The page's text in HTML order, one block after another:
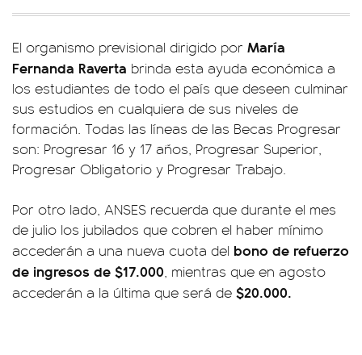
El organismo previsional dirigido por María
Fernanda Raverta brinda esta ayuda económica a
los estudiantes de todo el país que deseen culminar
sus estudios en cualquiera de sus niveles de
formación. Todas las líneas de las Becas Progresar
son: Progresar 16 y 17 años, Progresar Superior,
Progresar Obligatorio y Progresar Trabajo.
Por otro lado, ANSES recuerda que durante el mes
de julio los jubilados que cobren el haber mínimo
accederán a una nueva cuota del bono de refuerzo
de ingresos de $17.000, mientras que en agosto
accederán a la última que será de $20.000.